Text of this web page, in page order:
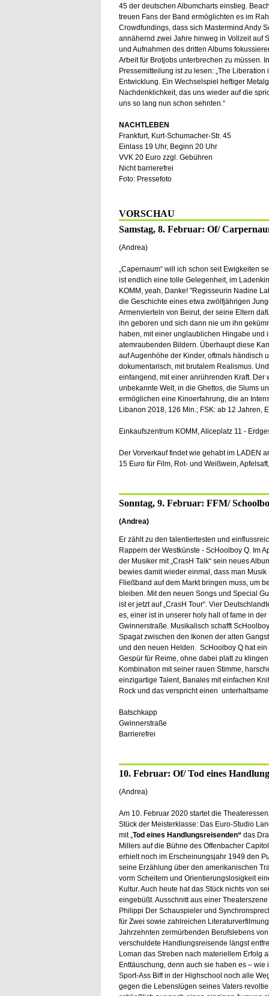
45 der deutschen Albumcharts einstieg.
treuen Fans der Band ermöglichten es im
Crowdfundings, dass sich Mastermind Andy
annähernd zwei Jahre hinweg in Vollzeit auf
und Aufnahmen des dritten Albums
Arbeit für Brotjobs unterbrechen zu müssen.
Pressemitteilung ist zu lesen: „The
Entwicklung. Ein Wechselspiel heftiger
Nachdenklichkeit, das uns wieder auf die
uns so lang nun schon sehnten.“
NACHTLEBEN
Frankfurt, Kurt-Schumacher-Str. 45
Einlass 19 Uhr, Beginn 20 Uhr
VVK 20 Euro zzgl. Gebühren
Nicht barrierefrei
Foto: Pressefoto
VORSCHAU
Samstag, 8. Februar: Of/
(Andrea)
„Capernaum“ will ich schon seit Ewigkeiten
ist endlich eine tolle Gelegenheit, im
KOMM, yeah, Danke! "Regisseurin Nadine
die Geschichte eines etwa zwölfjährigen
Armenvierteln von Beirut, der seine Eltern
ihn geboren und sich dann nie um ihn
haben, mit einer unglaublichen Hingabe und
atemraubenden Bildern. Überhaupt diese
auf Augenhöhe der Kinder, oftmals händisch
dokumentarisch, mit brutalem Realismus.
einfangend, mit einer anrührenden Kraft.
unbekannte Welt, in die Ghettos, die Slums
ermöglichen eine Kinoerfahrung, die an
Libanon 2018, 126 Min.; FSK: ab 12 Jahren,
Einkaufszentrum KOMM, Aliceplatz 11 -
Der Vorverkauf findet wie gehabt im LADEN
15 Euro für Film, Rot- und Weißwein,
Sonntag, 9. Februar: FFM/
(Andrea)
Er zählt zu den talentiertesten und
Rappern der Westkünste - ScHoolboy Q. Im
der Musiker mit „CrasH Talk“ sein neues
bewies damit wieder einmal, dass man Musik
Fließband auf dem Markt bringen muss, um
bleiben. Mit den neuen Songs und Special
ist er jetzt auf „CrasH Tour“. Vier
es, einer ist in unserer holy hall of fame in der
Gwinnerstraße. Musikalisch schafft
Spagat zwischen den Ikonen der alten
und den neuen Helden. ScHoolboy Q hat ein
Gespür für Reime, ohne dabei platt zu
Kombination mit seiner rauen Stimme,
einzigartige Talent, Banales mit einfachen
Rock und das verspricht einen
Batschkapp
Gwinnerstraße
Barrierefrei
10. Februar: Of/ Tod eines
(Andrea)
Am 10. Februar 2020 startet die
Stück der Meisterklasse: Das Euro-Studio
mit „Tod eines Handlungsreisenden“das
Millers auf die Bühne des Offenbacher
erhielt noch im Erscheinungsjahr 1949 den
seine Erzählung über den amerikanischen
vorm Scheitern und Orientierungslosigkeit
Kultur. Auch heute hat das Stück nichts von
eingebüßt. Ausschnitt aus einer
Philippi Der Schauspieler und
für Zwei sowie zahlreichen
Jahrzehnten zermürbenden Berufslebens
verschuldete Handlungsreisende längst
Loman das Streben nach materiellem Erfolg
Enttäuschung, denn auch sie haben es –
Sport-Ass Biff in der Highschool noch alle
gegen die Lebenslügen seines Vaters